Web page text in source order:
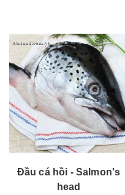
Đầu cá hồi - Salmon's
head